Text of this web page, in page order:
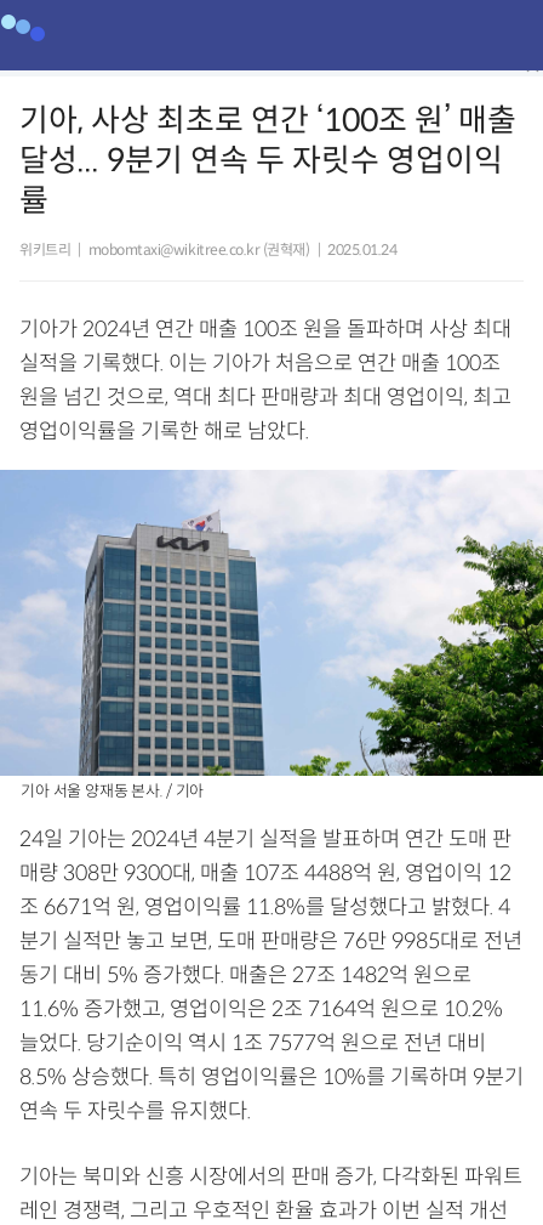
기아, 사상 최초로 연간 ‘100조 원’ 매출
달성... 9분기 연속 두 자릿수 영업이익
률
위키트리 mobomtaxi@wikitree.co.kr (권혁재) 2025.01.24
기아가 2024년 연간 매출 100조 원을 돌파하며 사상 최대
실적을 기록했다. 이는 기아가 처음으로 연간 매출 100조
원을 넘긴 것으로, 역대 최다 판매량과 최대 영업이익, 최고
영업이익률을 기록한 해로 남았다.
기아 서울 양재동 본사. / 기아
24일 기아는 2024년 4분기 실적을 발표하며 연간 도매 판
매량 308만 9300대, 매출 107조 4488억 원, 영업이익 12
조 6671억 원, 영업이익률 11.8%를 달성했다고 밝혔다. 4
분기 실적만 놓고 보면, 도매 판매량은 76만 9985대로 전년
동기 대비 5% 증가했다. 매출은 27조 1482억 원으로
11.6% 증가했고, 영업이익은 2조 7164억 원으로 10.2%
늘었다. 당기순이익 역시 1조 7577억 원으로 전년 대비
8.5% 상승했다. 특히 영업이익률은 10%를 기록하며 9분기
연속 두 자릿수를 유지했다.
기아는 북미와 신흥 시장에서의 판매 증가, 다각화된 파워트
레인 경쟁력, 그리고 우호적인 환율 효과가 이번 실적 개선